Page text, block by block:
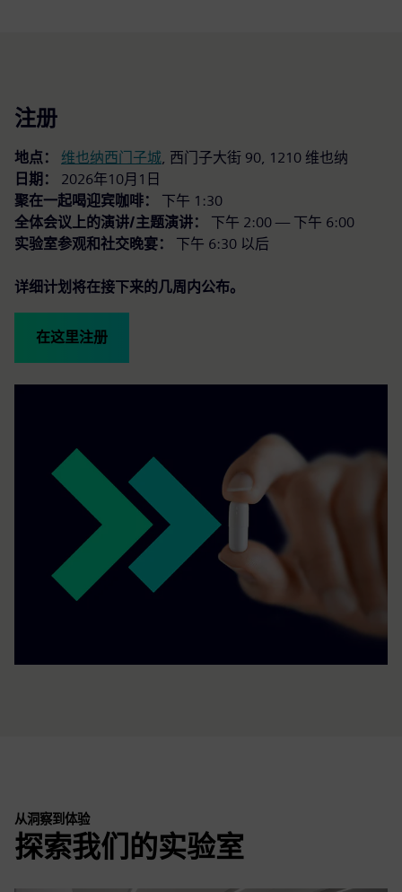
注册
地点： 维也纳西门子城 , 西门子大街 90, 1210 维也纳
日期： 2026年10月1日
聚在一起喝迎宾咖啡： 下午 1:30
全体会议上的演讲/主题演讲： 下午 2:00 — 下午 6:00
实验室参观和社交晚宴： 下午 6:30 以后
详细计划将在接下来的几周内公布。
在这里注册
从洞察到体验
探索我们的实验室